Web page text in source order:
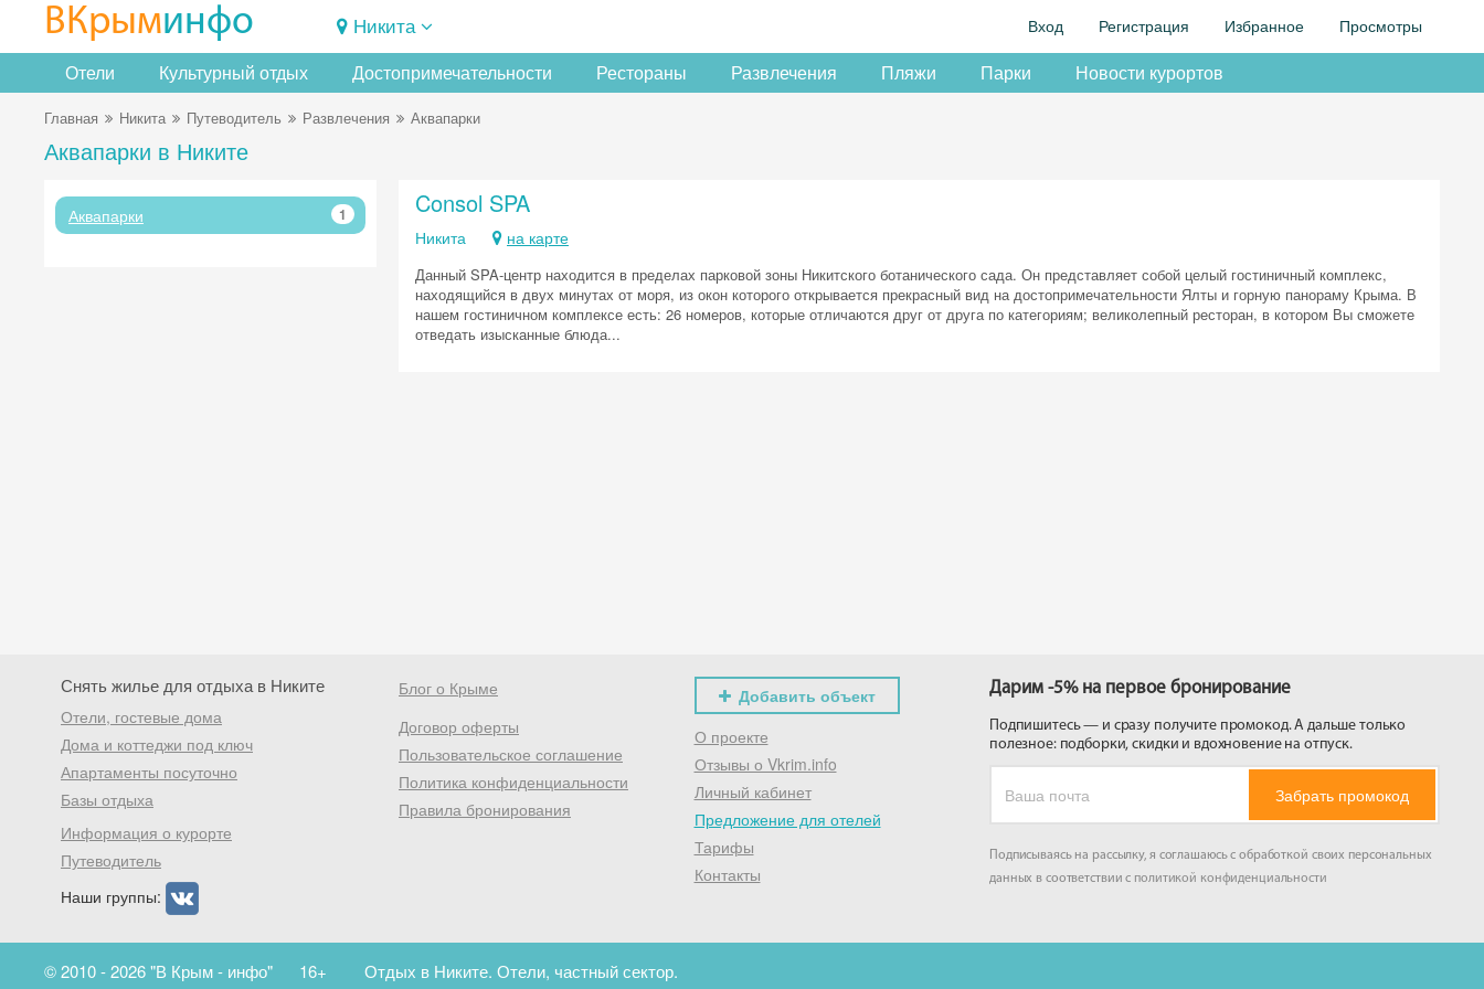
ВКрыминфо Никита Вход Регистрация Избранное Просмотры
Отели Культурный отдых Достопримечательности Рестораны Развлечения Пляжи Парки Новости курортов
Главная Никита Путеводитель Развлечения Аквапарки
Аквапарки в Никите
Аквапарки 1 Consol SPA
Никита на карте
Данный SPA-центр находится в пределах парковой зоны Никитского ботанического сада. Он представляет собой целый гостиничный комплекс,
находящийся в двух минутах от моря, из окон которого открывается прекрасный вид на достопримечательности Ялты и горную панораму Крыма. В
нашем гостиничном комплексе есть: 26 номеров, которые отличаются друг от друга по категориям; великолепный ресторан, в котором Вы сможете
отведать изысканные блюда...
Снять жилье для отдыха в Никите
Отели, гостевые дома
Дома и коттеджи под ключ
Апартаменты посуточно
Базы отдыха
Информация о курорте
Путеводитель
Наши группы:
Блог о Крыме
Договор оферты
Пользовательское соглашение
Политика конфиденциальности
Правила бронирования
Добавить объект
О проекте
Отзывы о Vkrim.info
Личный кабинет
Предложение для отелей
Тарифы
Контакты
Дарим -5% на первое бронирование
Подпишитесь — и сразу получите промокод. А дальше только
полезное: подборки, скидки и вдохновение на отпуск.
Забрать промокод
Подписываясь на рассылку, я соглашаюсь с обработкой своих персональных
данных в соответствии с политикой конфиденциальности
© 2010 - 2026 "В Крым - инфо" 16+ Отдых в Никите. Отели, частный сектор.